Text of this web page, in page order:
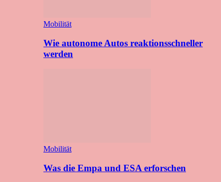
Mobilität
Wie autonome Autos reaktionsschneller
werden
Mobilität
Was die Empa und ESA erforschen